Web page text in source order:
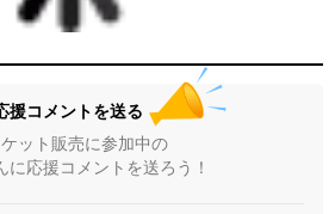
応援コメントを送る
ット販売に参加中の
に応援コメントを送ろう！